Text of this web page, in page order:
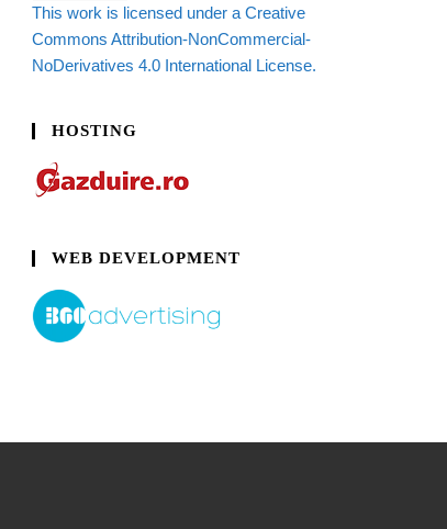
This work is licensed under a Creative
Commons Attribution-NonCommercial-
NoDerivatives 4.0 International License.
HOSTING
WEB DEVELOPMENT